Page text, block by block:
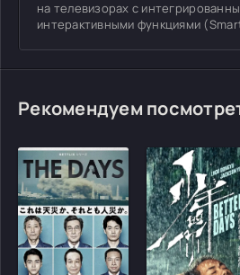
на телевизорах с
интерактивными функциями
Рекомендуем